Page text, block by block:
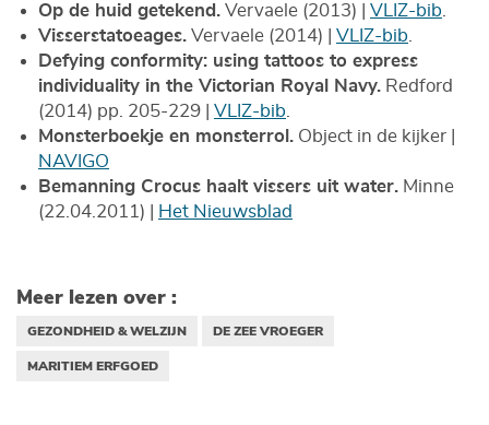
Op de huid getekend. Vervaele (2013) | VLIZ-bib
Visserstatoeages. Vervaele (2014) | VLIZ-bib
Defying conformity: using tattoos to express
individuality in the Victorian Royal Navy. Redford
(2014) pp. 205-229 | VLIZ-bib
Monsterboekje en monsterrol. Object in de kijker |
NAVIGO
Bemanning Crocus haalt vissers uit water. Minne
(22.04.2011) |
Het Nieuwsblad
Meer lezen over :
GEZONDHEID & WELZIJN
DE ZEE VROEGER
MARITIEM ERFGOED